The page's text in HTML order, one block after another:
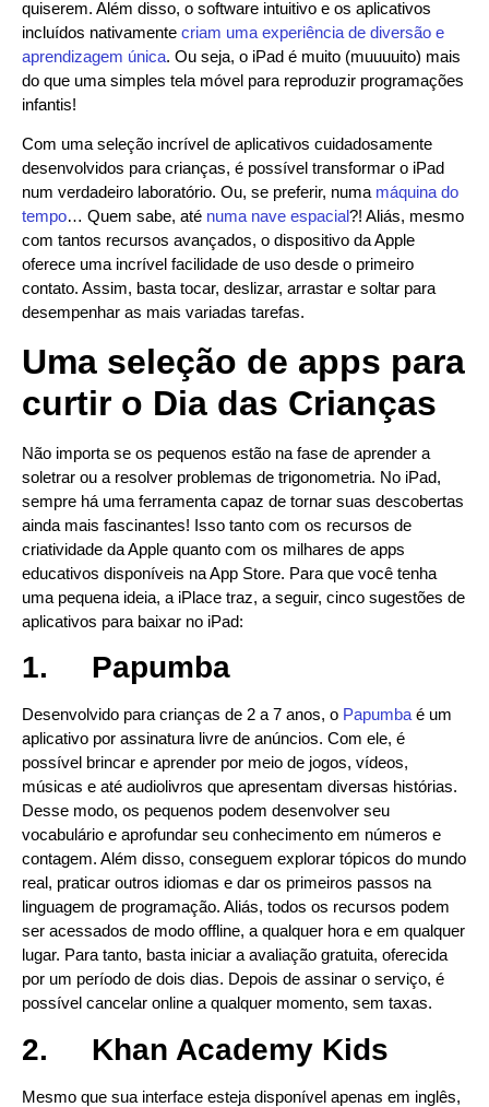
quiserem. Além disso, o software intuitivo e os aplicativos
incluídos nativamente criam uma experiência de diversão e
aprendizagem única. Ou seja, o iPad é muito (muuuuito) mais
do que uma simples tela móvel para reproduzir programações
infantis!
Com uma seleção incrível de aplicativos cuidadosamente
desenvolvidos para crianças, é possível transformar o iPad
num verdadeiro laboratório. Ou, se preferir, numa máquina do
tempo… Quem sabe, até numa nave espacial?! Aliás, mesmo
com tantos recursos avançados, o dispositivo da Apple
oferece uma incrível facilidade de uso desde o primeiro
contato. Assim, basta tocar, deslizar, arrastar e soltar para
desempenhar as mais variadas tarefas.
Uma seleção de apps para
curtir o Dia das Crianças
Não importa se os pequenos estão na fase de aprender a
soletrar ou a resolver problemas de trigonometria. No iPad,
sempre há uma ferramenta capaz de tornar suas descobertas
ainda mais fascinantes! Isso tanto com os recursos de
criatividade da Apple quanto com os milhares de apps
educativos disponíveis na App Store. Para que você tenha
uma pequena ideia, a iPlace traz, a seguir, cinco sugestões de
aplicativos para baixar no iPad:
1. Papumba
Desenvolvido para crianças de 2 a 7 anos, o Papumba é um
aplicativo por assinatura livre de anúncios. Com ele, é
possível brincar e aprender por meio de jogos, vídeos,
músicas e até audiolivros que apresentam diversas histórias.
Desse modo, os pequenos podem desenvolver seu
vocabulário e aprofundar seu conhecimento em números e
contagem. Além disso, conseguem explorar tópicos do mundo
real, praticar outros idiomas e dar os primeiros passos na
linguagem de programação. Aliás, todos os recursos podem
ser acessados de modo offline, a qualquer hora e em qualquer
lugar. Para tanto, basta iniciar a avaliação gratuita, oferecida
por um período de dois dias. Depois de assinar o serviço, é
possível cancelar online a qualquer momento, sem taxas.
2. Khan Academy Kids
Mesmo que sua interface esteja disponível apenas em inglês,